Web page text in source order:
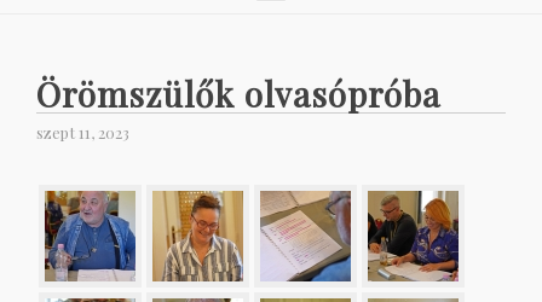
Örömszülők olvasópróba
szept 11, 2023